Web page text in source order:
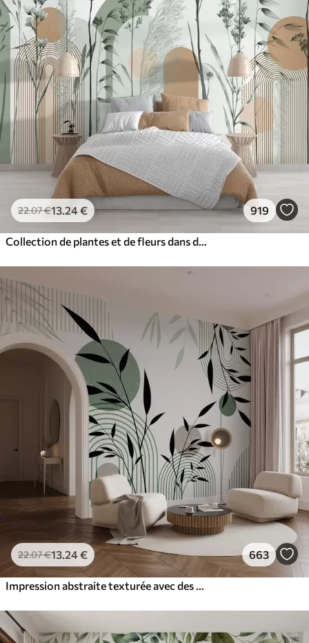
22.07€13 .24€ 919
22.07€13 .24€ 663